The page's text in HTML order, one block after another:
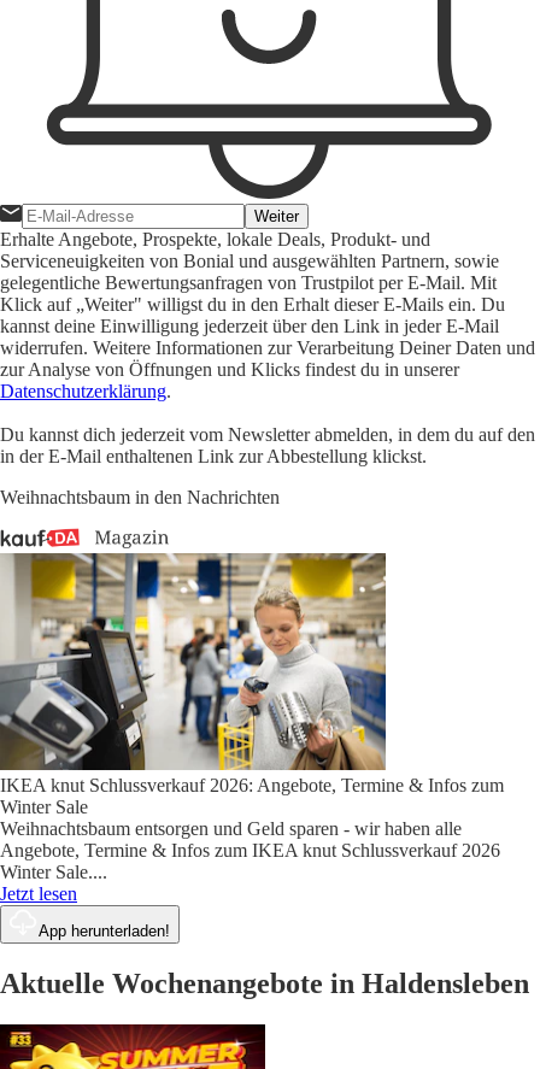
Weiter
Erhalte Angebote, Prospekte, lokale Deals, Produkt- und
Serviceneuigkeiten von Bonial und ausgewählten Partnern, sowie
gelegentliche Bewertungsanfragen von Trustpilot per E-Mail. Mit
Klick auf „Weiter" willigst du in den Erhalt dieser E-Mails ein. Du
kannst deine Einwilligung jederzeit über den Link in jeder E-Mail
widerrufen. Weitere Informationen zur Verarbeitung Deiner Daten und
zur Analyse von Öffnungen und Klicks findest du in unserer
Datenschutzerklärung.
Du kannst dich jederzeit vom Newsletter abmelden, in dem du auf den
in der E-Mail enthaltenen Link zur Abbestellung klickst.
Weihnachtsbaum in den Nachrichten
IKEA knut Schlussverkauf 2026: Angebote, Termine & Infos zum
Winter Sale
Weihnachtsbaum entsorgen und Geld sparen - wir haben alle
Angebote, Termine & Infos zum IKEA knut Schlussverkauf 2026
Winter Sale....
Jetzt lesen
App herunterladen!
Aktuelle Wochenangebote in Haldensleben